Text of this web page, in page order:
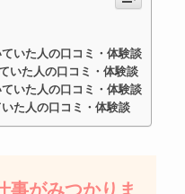
いた人の口コミ・体験談
いた人の口コミ・体験談
いた人の口コミ・体験談
た人の口コミ・体験談
事がみつかりま